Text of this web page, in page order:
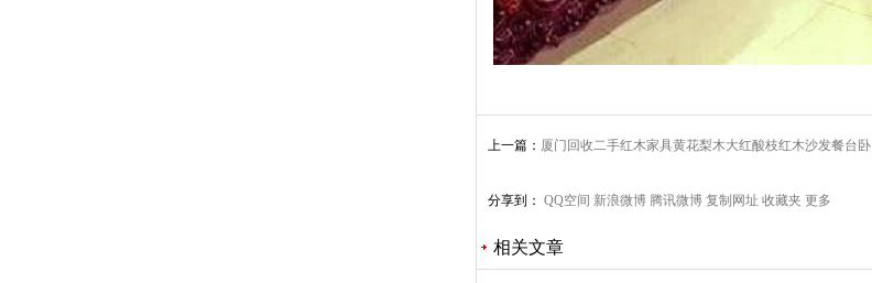
上一篇： 厦门回收二手红木家具黄花梨木大红酸枝红木沙发餐台卧
分享到： QQ空间 新浪微博 腾讯微博 复制网址 收藏夹 更多
相关文章